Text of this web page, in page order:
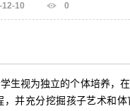
10 0
生视为独立的个体培养，
并充分挖掘孩子艺术和